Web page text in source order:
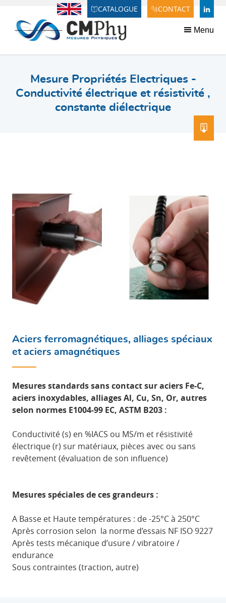
Menu
Anglais CATALOGUE CONTACT
Mesure Propriétés Electriques -
Conductivité électrique et résistivité ,
constante diélectrique
Aciers ferromagnétiques, alliages spéciaux
et aciers amagnétiques
Mesures standards sans contact sur aciers Fe-C,
aciers inoxydables, alliages Al, Cu, Sn, Or, autres
selon normes E1004-99 EC, ASTM B203 :
Conductivité (s) en %IACS ou MS/m et résistivité
électrique (r) sur matériaux, pièces avec ou sans
revêtement (évaluation de son influence)
Mesures spéciales de ces grandeurs :
A Basse et Haute températures : de -25°C à 250°C
Après corrosion selon la norme d’essais NF ISO 9227
Après tests mécanique d’usure / vibratoire /
endurance
Sous contraintes (traction, autre)
Panneau de gestion des cookies